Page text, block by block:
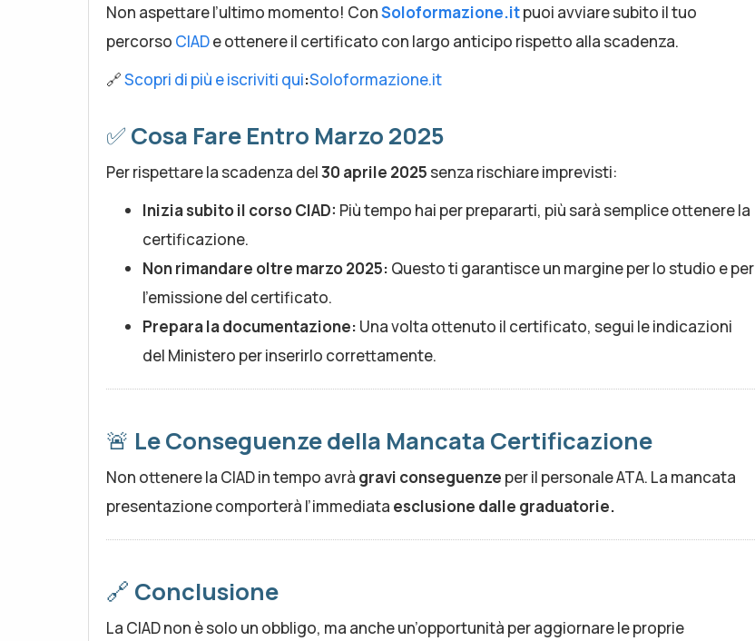
Non aspettare l’ultimo momento! ConSoloformazione.itpuoi avviare subito il tuo
percorso CIADe ottenere il certificato con largo anticipo rispetto alla scadenza.
🔗Scopri di più e iscriviti qui:Soloformazione.it
✅ Cosa Fare Entro Marzo 2025
Per rispettare la scadenza del30 aprile 2025senza rischiare imprevisti:
Inizia subito il corso CIAD: Più tempo hai per prepararti, più sarà semplice ottenere la
certificazione.
Non rimandare oltre marzo 2025: Questo ti garantisce un margine per lo studio e per
l’emissione del certificato.
Prepara la documentazione: Una volta ottenuto il certificato, segui le indicazioni
del Ministero per inserirlo correttamente.
🚨 Le Conseguenze della Mancata Certificazione
Non ottenere la CIAD in tempo avrà gravi conseguenze per il personale ATA. La mancata
presentazione comporterà l’immediata esclusione dalle graduatorie.
🔗 Conclusione
La CIAD non è solo un obbligo, ma anche un’opportunità per aggiornare le proprie